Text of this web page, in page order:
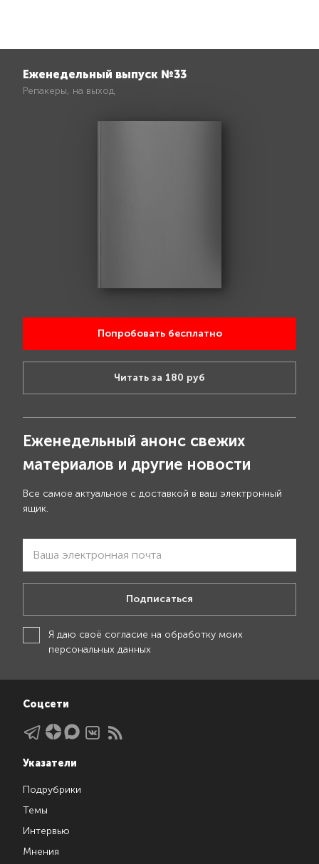
Еженедельный выпуск №33
Репакеры, на выход
Попробовать бесплатно
Читать за 180 руб
Еженедельный анонс свежих
материалов и другие новости
Все самое актуальное с доставкой в ваш электронный
ящик.
Подписаться
Я даю своё согласие на обработку моих
персональных данных
Соцсети
Указатели
Подрубрики
Темы
Интервью
Мнения